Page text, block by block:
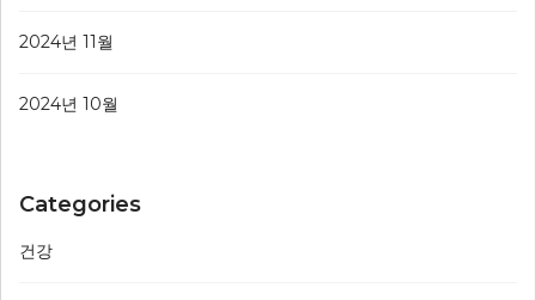
2024년 11월
2024년 10월
Categories
건강